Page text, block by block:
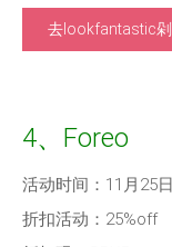
去lookfantastic剁
4、Foreo
活动时间：11月25
折扣活动：25%off